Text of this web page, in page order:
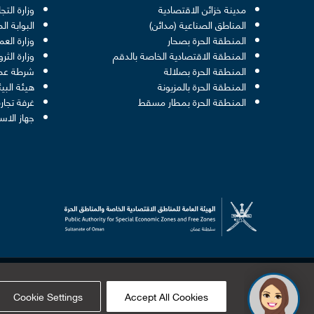
مدينة خزائن الاقتصادية
المناطق الصناعية (مدائن)
المنطقة الحرة بصحار
المنطقة الاقتصادية الخاصة بالدقم
المنطقة الحرة بصلالة
المنطقة الحرة بالمزيونة
المنطقة الحرة بمطار مسقط
وزارة
البوابة
وزارة
وزارة
شرطة
هيئة
غرفة
جهاز
©
الهيئة العامة للمناطق الاقتصادية الخاصة والمناطق الحرة
محتويات هذا الموقع مرخصة بموجب الرخصة الحكومية المفتوحة - سلطنة عُمان
Cookie Settings
Accept All Cookies